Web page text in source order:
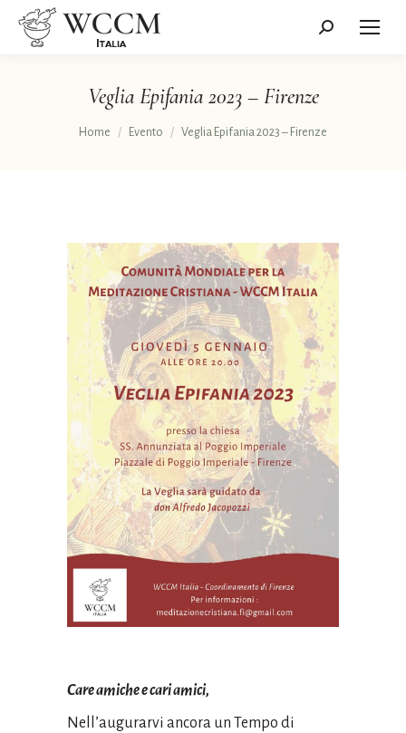
Cerca:
Veglia Epifania 2023 – Firenze
Tu sei qui:
Home Evento Veglia Epifania 2023 – Firenze
Care amiche e cari amici,
Nell’augurarvi ancora un Tempo di